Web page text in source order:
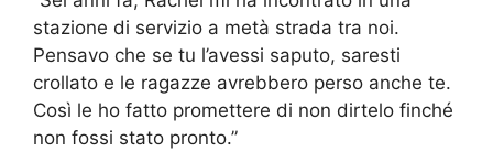
stazione di servizio a metà strada tra noi.
Pensavo che se tu l’avessi saputo, saresti
crollato e le ragazze avrebbero perso anche te.
Così le ho fatto promettere di non dirtelo finché
non fossi stato pronto.”